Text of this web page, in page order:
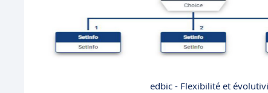
edbic - Flexibilité et